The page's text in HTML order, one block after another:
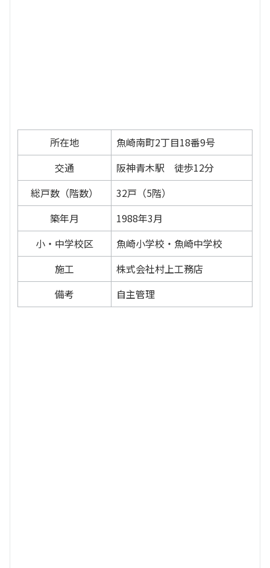
所在地
魚崎南町2丁目18番9号
交通
阪神青木駅 徒歩12分
総戸数（階数）
32戸（5階）
築年月
1988年3月
小・中学校区
魚崎小学校・魚崎中学校
施工
株式会社村上工務店
備考
自主管理